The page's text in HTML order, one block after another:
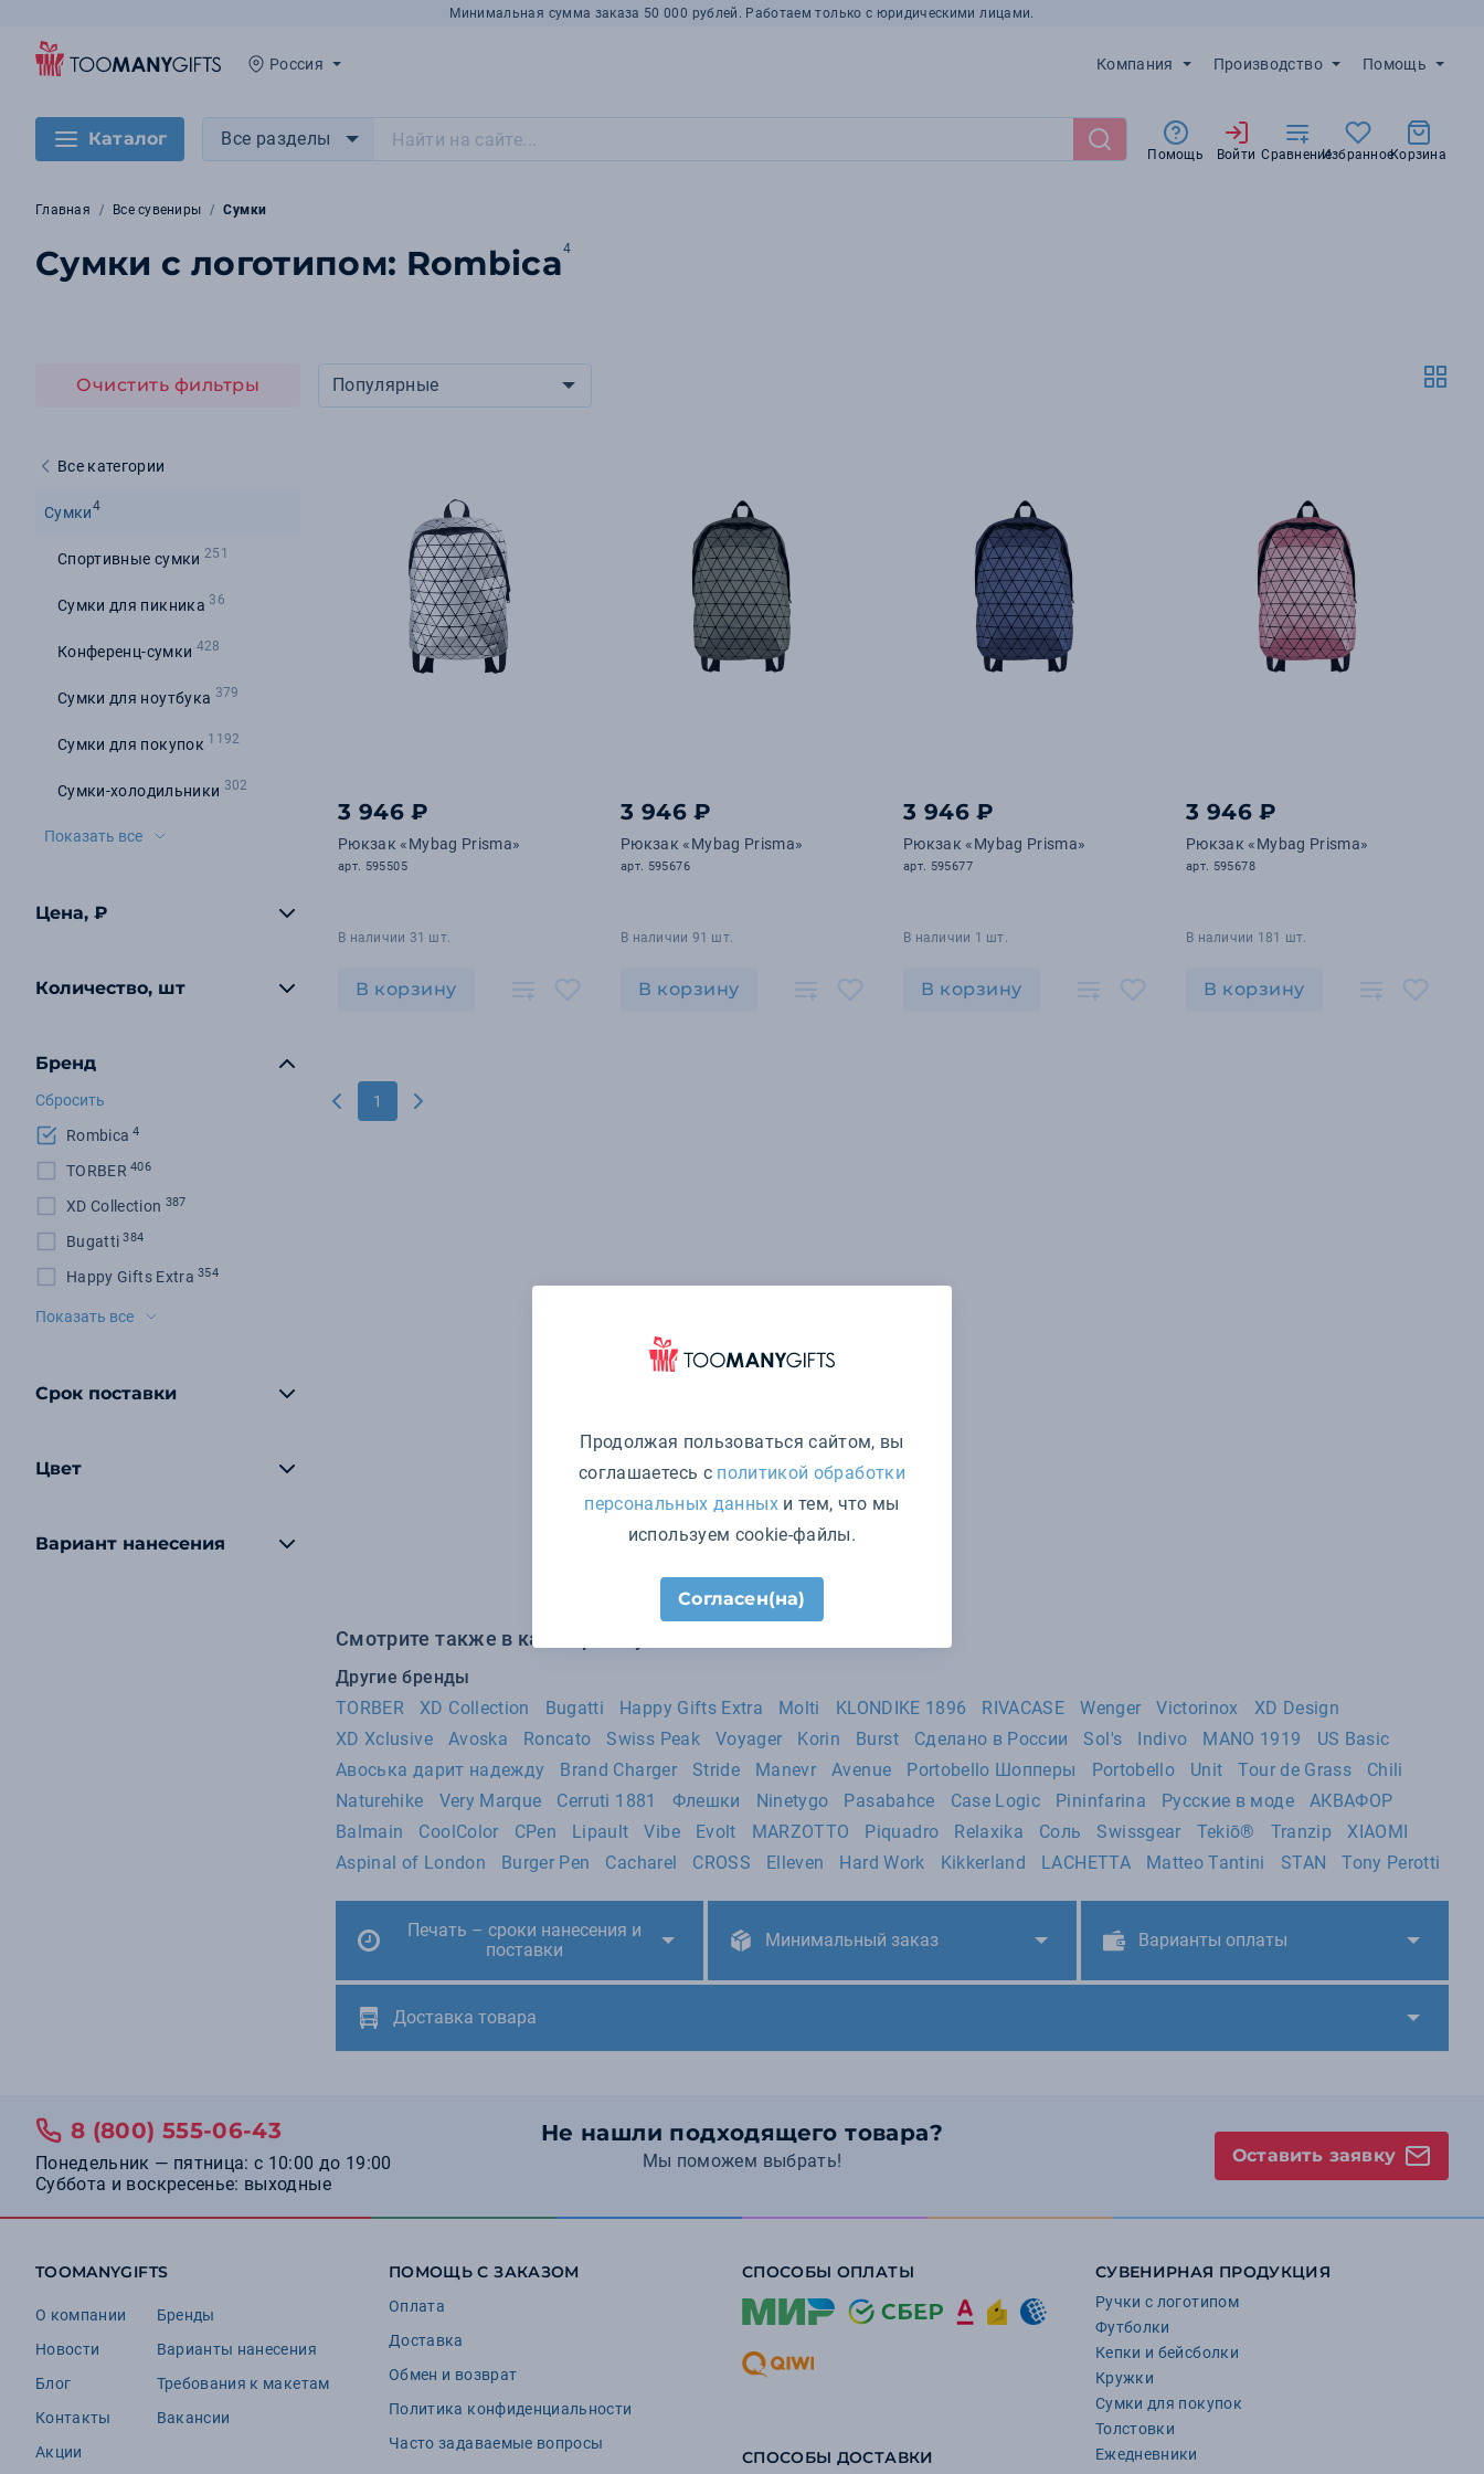
Минимальная сумма заказа 50 000 рублей. Работаем только с юридическими лицами.
Россия Компания Производство Помощь
Каталог Все разделы
Помощь Войти СравнениеИзбранноеКорзина
Главная Все сувениры Сумки
Сумки с логотипом: Rombica4
Очистить фильтры
Все категории
Сумки4
Спортивные сумки 251
Сумки для пикника 36
Конференц-сумки 428
Сумки для ноутбука 379
Сумки для покупок 1192
Сумки-холодильники 302
Показать все
Цена, ₽
Количество, шт
Бренд
Сбросить
Rombica 4
TORBER 406
XD Collection 387
Bugatti 384
Happy Gifts Extra 354
Molti
Portobello Шопперы 9
Portobello 8
Unit 8
Chili
Показать все
Срок поставки
Цвет
Вариант нанесения
Популярные
3 946 ₽
Рюкзак «Mybag Prisma»
арт. 595505
В наличии 31 шт.
В корзину
3 946 ₽
Рюкзак «Mybag Prisma»
арт. 595676
В наличии 91 шт.
В корзину
3 946 ₽
Рюкзак «Mybag Prisma»
арт. 595677
В наличии 1 шт.
В корзину
3 946 ₽
Рюкзак «Mybag Prisma»
арт. 595678
В наличии 181 шт.
В корзину
1
Смотрите также в категории Сумки:
Другие бренды
TORBER
XD Collection Bugatti Happy Gifts Extra Molti KLONDIKE 1896 RIVACASE Wenger Victorinox
XD Design
XD Xclusive
Avoska Roncato Swiss Peak Voyager Korin Burst Сделано в России Sol's Indivo MANO 1919
US Basic
Авоська дарит надежду
Brand Charger Stride Manevr Avenue Portobello Шопперы Portobello Unit Tour de Grass
Chili
Naturehike
Very Marque Cerruti 1881 Флешки Ninetygo Pasabahce Case Logic Pininfarina Русские в моде
АКВАФОР
Balmain
CoolColor CPen Lipault Vibe Evolt MARZOTTO Piquadro Relaxika Соль Swissgear Tekiō® Tranzip
XIAOMI
Aspinal of London
Burger Pen Cacharel CROSS Elleven Hard Work Kikkerland LACHETTA Matteo Tantini STAN Tony Perotti
Печать – сроки нанесения и
поставки
Минимальный заказ Варианты оплаты
Доставка товара
Не нашли подходящего товара?
Мы поможем выбрать!
8 (800) 555-06-43
Понедельник — пятница: с 10:00 до 19:00
Суббота и воскресенье: выходные
Оставить заявку
TOOMANYGIFTS
О компании
Новости
Блог
Контакты
Акции
Бренды
Варианты нанесения
Требования к макетам
Вакансии
ПОМОЩЬ С ЗАКАЗОМ
Оплата
Доставка
Обмен и возврат
Политика конфиденциальности
Часто задаваемые вопросы
СПОСОБЫ ОПЛАТЫ
СПОСОБЫ ДОСТАВКИ
СУВЕНИРНАЯ ПРОДУКЦИЯ
Ручки с логотипом
Футболки
Кепки и бейсболки
Кружки
Сумки для покупок
Толстовки
Ежедневники
Продолжая пользоваться сайтом, вы
соглашаетесь с политикой обработки
персональных данныхи тем, что мы
используем cookie-файлы.
Согласен(на)